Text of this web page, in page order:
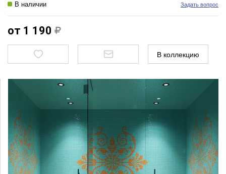
В наличии Задать вопрос
от 1 190
В коллекцию